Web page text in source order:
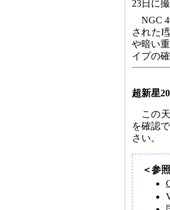
23日に
NGC
されたI
や暗い
イプの
超新星
この
を確認
さい。
＜参